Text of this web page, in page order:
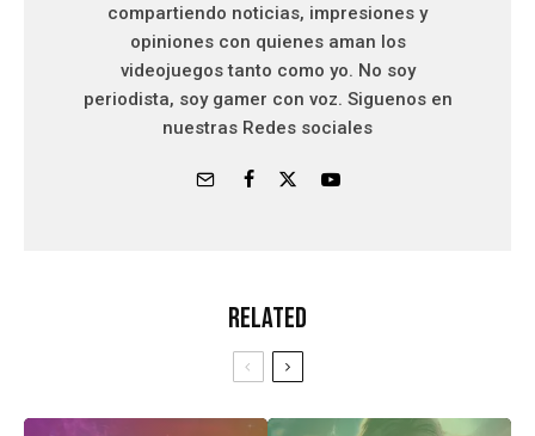
compartiendo noticias, impresiones y
opiniones con quienes aman los
videojuegos tanto como yo. No soy
periodista, soy gamer con voz. Siguenos en
nuestras Redes sociales
Related